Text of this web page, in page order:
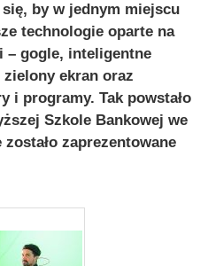
się, by w jednym miejscu
technologie oparte na
gogle, inteligentne
ekran oraz
i programy. Tak powstało
Szkole Bankowej we
zostało zaprezentowane